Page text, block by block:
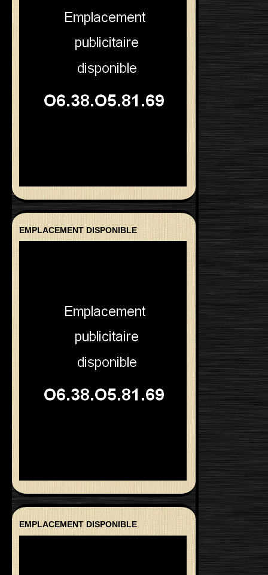
EMPLACEMENT DISPONIBLE
EMPLACEMENT DISPONIBLE